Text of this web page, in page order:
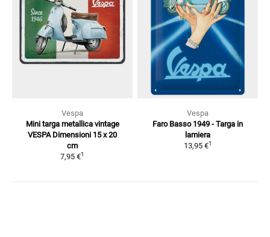
Vespa
Mini targa metallica vintage
VESPA Dimensioni 15 x 20
cm
7,95 €1
Vespa
Faro Basso 1949 - Targa in
lamiera
13,95 €1